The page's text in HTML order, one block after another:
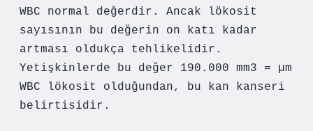
WBC normal değerdir. Ancak lökosit
sayısının bu değerin on katı kadar
artması oldukça tehlikelidir.
Yetişkinlerde bu değer 190.000 mm3 = µm
WBC lökosit olduğundan, bu kan kanseri
belirtisidir.